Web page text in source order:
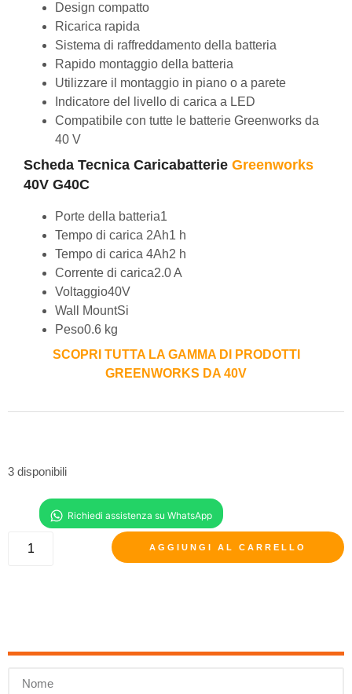
Design compatto
Ricarica rapida
Sistema di raffreddamento della batteria
Rapido montaggio della batteria
Utilizzare il montaggio in piano o a parete
Indicatore del livello di carica a LED
Compatibile con tutte le batterie Greenworks da
40 V
Scheda Tecnica Caricabatterie Greenworks
40V G40C
Porte della batteria1
Tempo di carica 2Ah1 h
Tempo di carica 4Ah2 h
Corrente di carica2.0 A
Voltaggio40V
Wall MountSi
Peso0.6 kg
SCOPRI TUTTA LA GAMMA DI PRODOTTI
GREENWORKS DA 40V
3 disponibili
AGGIUNGI AL CARRELLO